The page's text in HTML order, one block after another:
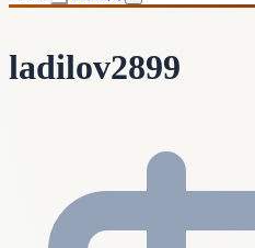
ladilov2899